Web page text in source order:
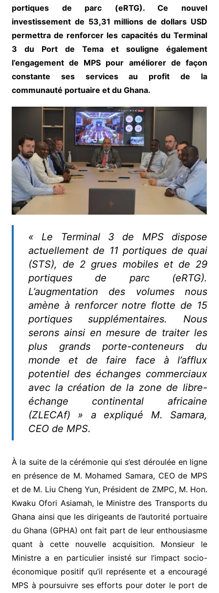
portiques de parc (eRTG). Ce nouvel
investissement de 53,31 millions de dollars USD
permettra de renforcer les capacités du Terminal
3 du Port de Tema et souligne également
l’engagement de MPS pour améliorer de façon
constante ses services au profit de la
communauté portuaire et du Ghana.
« Le Terminal 3 de MPS dispose
actuellement de 11 portiques de quai
(STS), de 2 grues mobiles et de 29
portiques de parc (eRTG).
L’augmentation des volumes nous
amène à renforcer notre flotte de 15
portiques supplémentaires. Nous
serons ainsi en mesure de traiter les
plus grands porte-conteneurs du
monde et de faire face à l’afflux
potentiel des échanges commerciaux
avec la création de la zone de libre-
échange continental africaine
(ZLECAf) » a expliqué M. Samara,
CEO de MPS.
À la suite de la cérémonie qui s’est déroulée en ligne
en présence de M. Mohamed Samara, CEO de MPS
et de M. Liu Cheng Yun, Président de ZMPC, M. Hon.
Kwaku Ofori Asiamah, le Ministre des Transports du
Ghana ainsi que les dirigeants de l’autorité portuaire
du Ghana (GPHA) ont fait part de leur enthousiasme
quant à cette nouvelle acquisition. Monsieur le
Ministre a en particulier insisté sur l’impact socio-
économique positif qu’il représente et a encouragé
MPS à poursuivre ses efforts pour doter le port de